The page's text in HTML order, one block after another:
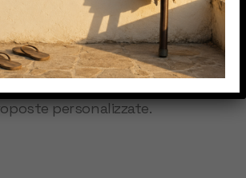
maturata siamo in grado di
i migliori prodotti del
personalizzate.